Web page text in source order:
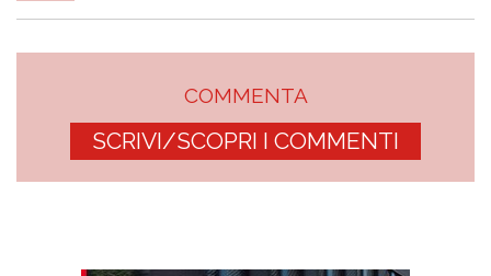
COMMENTA
SCRIVI/SCOPRI I COMMENTI